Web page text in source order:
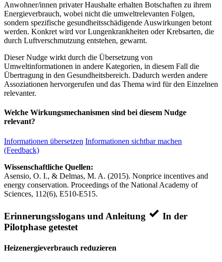
Anwohner/innen privater Haushalte erhalten Botschaften zu ihrem
Energieverbrauch, wobei nicht die umweltrelevanten Folgen,
sondern spezifische gesundheitsschädigende Auswirkungen betont
werden. Konkret wird vor Lungenkrankheiten oder Krebsarten, die
durch Luftverschmutzung entstehen, gewarnt.
Dieser Nudge wirkt durch die Übersetzung von
Umweltinformationen in andere Kategorien, in diesem Fall die
Übertragung in den Gesundheitsbereich. Dadurch werden andere
Assoziationen hervorgerufen und das Thema wird für den Einzelnen
relevanter.
Welche Wirkungsmechanismen sind bei diesem Nudge
relevant?
Informationen übersetzen Informationen sichtbar machen
(Feedback)
Wissenschaftliche Quellen:
Asensio, O. I., & Delmas, M. A. (2015). Nonprice incentives and
energy conservation. Proceedings of the National Academy of
Sciences, 112(6), E510-E515.
Erinnerungsslogans und Anleitung
In der
Pilotphase getestet
Heizenergieverbrauch reduzieren